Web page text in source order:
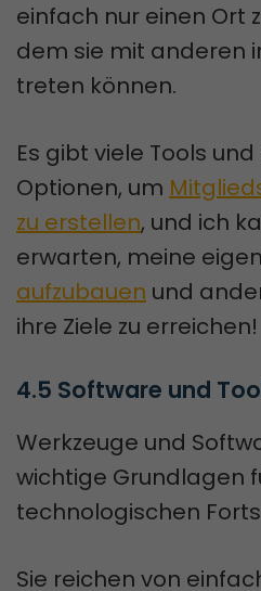
einfach nur einen Ort
dem sie mit anderen
treten können.
Es gibt viele Tools
Optionen, um
zu erstellen, und ich
erwarten, meine
aufzubauen und
ihre Ziele zu erreichen!
4.5 Software und
Werkzeuge und
wichtige Grundlagen
technologischen
Sie reichen von